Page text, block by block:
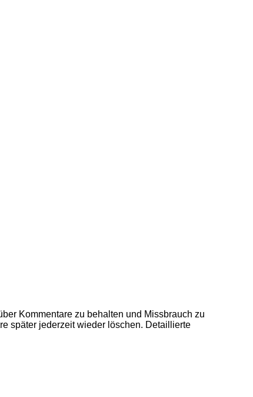
Kommentare zu behalten und Missbrauch zu
später jederzeit wieder löschen. Detaillierte